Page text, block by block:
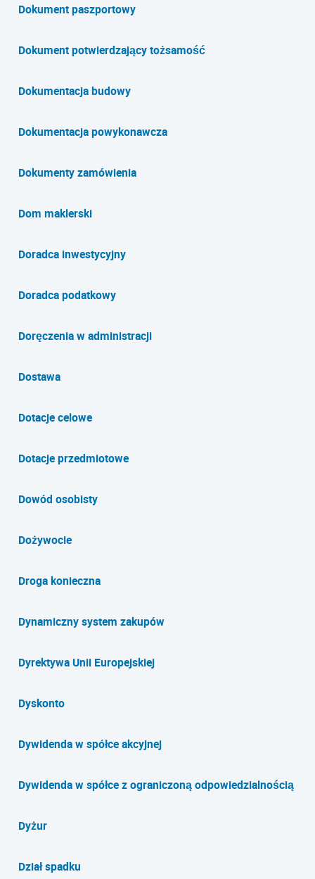
Dokument paszportowy
Dokument potwierdzający tożsamość
Dokumentacja budowy
Dokumentacja powykonawcza
Dokumenty zamówienia
Dom maklerski
Doradca inwestycyjny
Doradca podatkowy
Doręczenia w administracji
Dostawa
Dotacje celowe
Dotacje przedmiotowe
Dowód osobisty
Dożywocie
Droga konieczna
Dynamiczny system zakupów
Dyrektywa Unii Europejskiej
Dyskonto
Dywidenda w spółce akcyjnej
Dywidenda w spółce z ograniczoną odpowiedzialnością
Dyżur
Dział spadku